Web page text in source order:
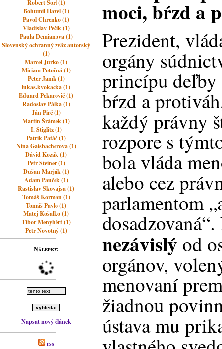
Robert Šorl (1)
Bohumil Havel (1)
Pavol Chrenko (1)
Vladislav Pečík (1)
Paula Demianova (1)
Slovenský ochranný zväz autorský
(1)
Marcel Jurko (1)
Miriam Potočná (1)
Peter Janík (1)
lukas.kvokacka (1)
Eduard Pekarovič (1)
Radoslav Pálka (1)
Ján Pirč (1)
Martin Šrámek (1)
I. Stiglitz (1)
Patrik Patáč (1)
Nina Gaisbacherova (1)
Dávid Kozák (1)
Petr Steiner (1)
Dušan Marják (1)
Adam Pauček (1)
Rastislav Skovajsa (1)
Tomáš Korman (1)
Tomáš Pavlo (1)
Matej Košalko (1)
Tibor Menyhért (1)
Petr Novotný (1)
Nálepky:
Napsat nový článek
rss
moci, bŕzd a
Prezident,
orgány
princípu
bŕzd a
každý právny
rozpore s
bola vláda
alebo cez
parlamentom
nezávislý od
orgánov,
menovaní
žiadnou
ústava mu